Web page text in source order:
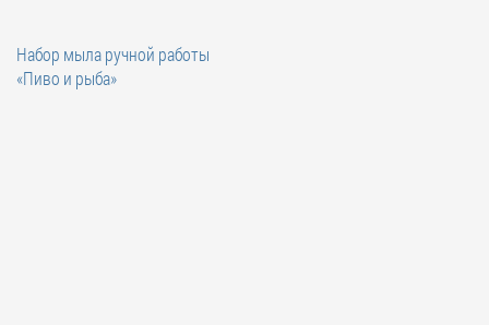
Набор мыла ручной работы
«Пиво и рыба»